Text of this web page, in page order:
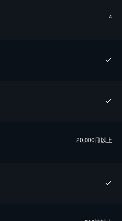
4
20,000冊以上